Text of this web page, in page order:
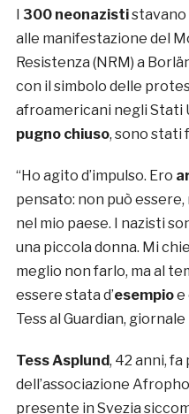
I 300 neonazististavano
alle manifestazione del
Resistenza (NRM) a
con il simbolo delle
afroamericani negli Stati
pugno chiuso, sono stati
“Ho agito d’impulso. Ero
pensato: non può
nel mio paese. I nazisti
una piccola donna. Mi
meglio non farlo, ma al
essere stata d’esempioe
Tess al Guardian,
Tess Asplund, 42 anni, fa
dell’associazione
presente in Svezia